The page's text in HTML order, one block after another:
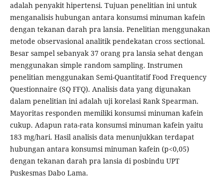
adalah penyakit hipertensi. Tujuan penelitian ini untuk
menganalisis hubungan antara konsumsi minuman kafein
dengan tekanan darah pra lansia. Penelitian menggunakan
metode observasional analitik pendekatan cross sectional.
Besar sampel sebanyak 37 orang pra lansia sehat dengan
menggunakan simple random sampling. Instrumen
penelitian menggunakan Semi-Quantitatif Food Frequency
Questionnaire (SQ FFQ). Analisis data yang digunakan
dalam penelitian ini adalah uji korelasi Rank Spearman.
Mayoritas responden memiliki konsumsi minuman kafein
cukup. Adapun rata-rata konsumsi minuman kafein yaitu
183 mg/hari. Hasil analisis data menunjukkan terdapat
hubungan antara konsumsi minuman kafein (p<0,05)
dengan tekanan darah pra lansia di posbindu UPT
Puskesmas Dabo Lama.